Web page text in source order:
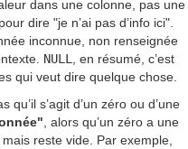
dans une colonne, pas une
dire "je n’ai pas d’info ici".
inconnue, non renseignée
NULL
, en résumé, c’est
qui veut dire quelque chose.
qu’il s’agit d’un zéro ou d’une
, alors qu’un zéro a une
reste vide. Par exemple,